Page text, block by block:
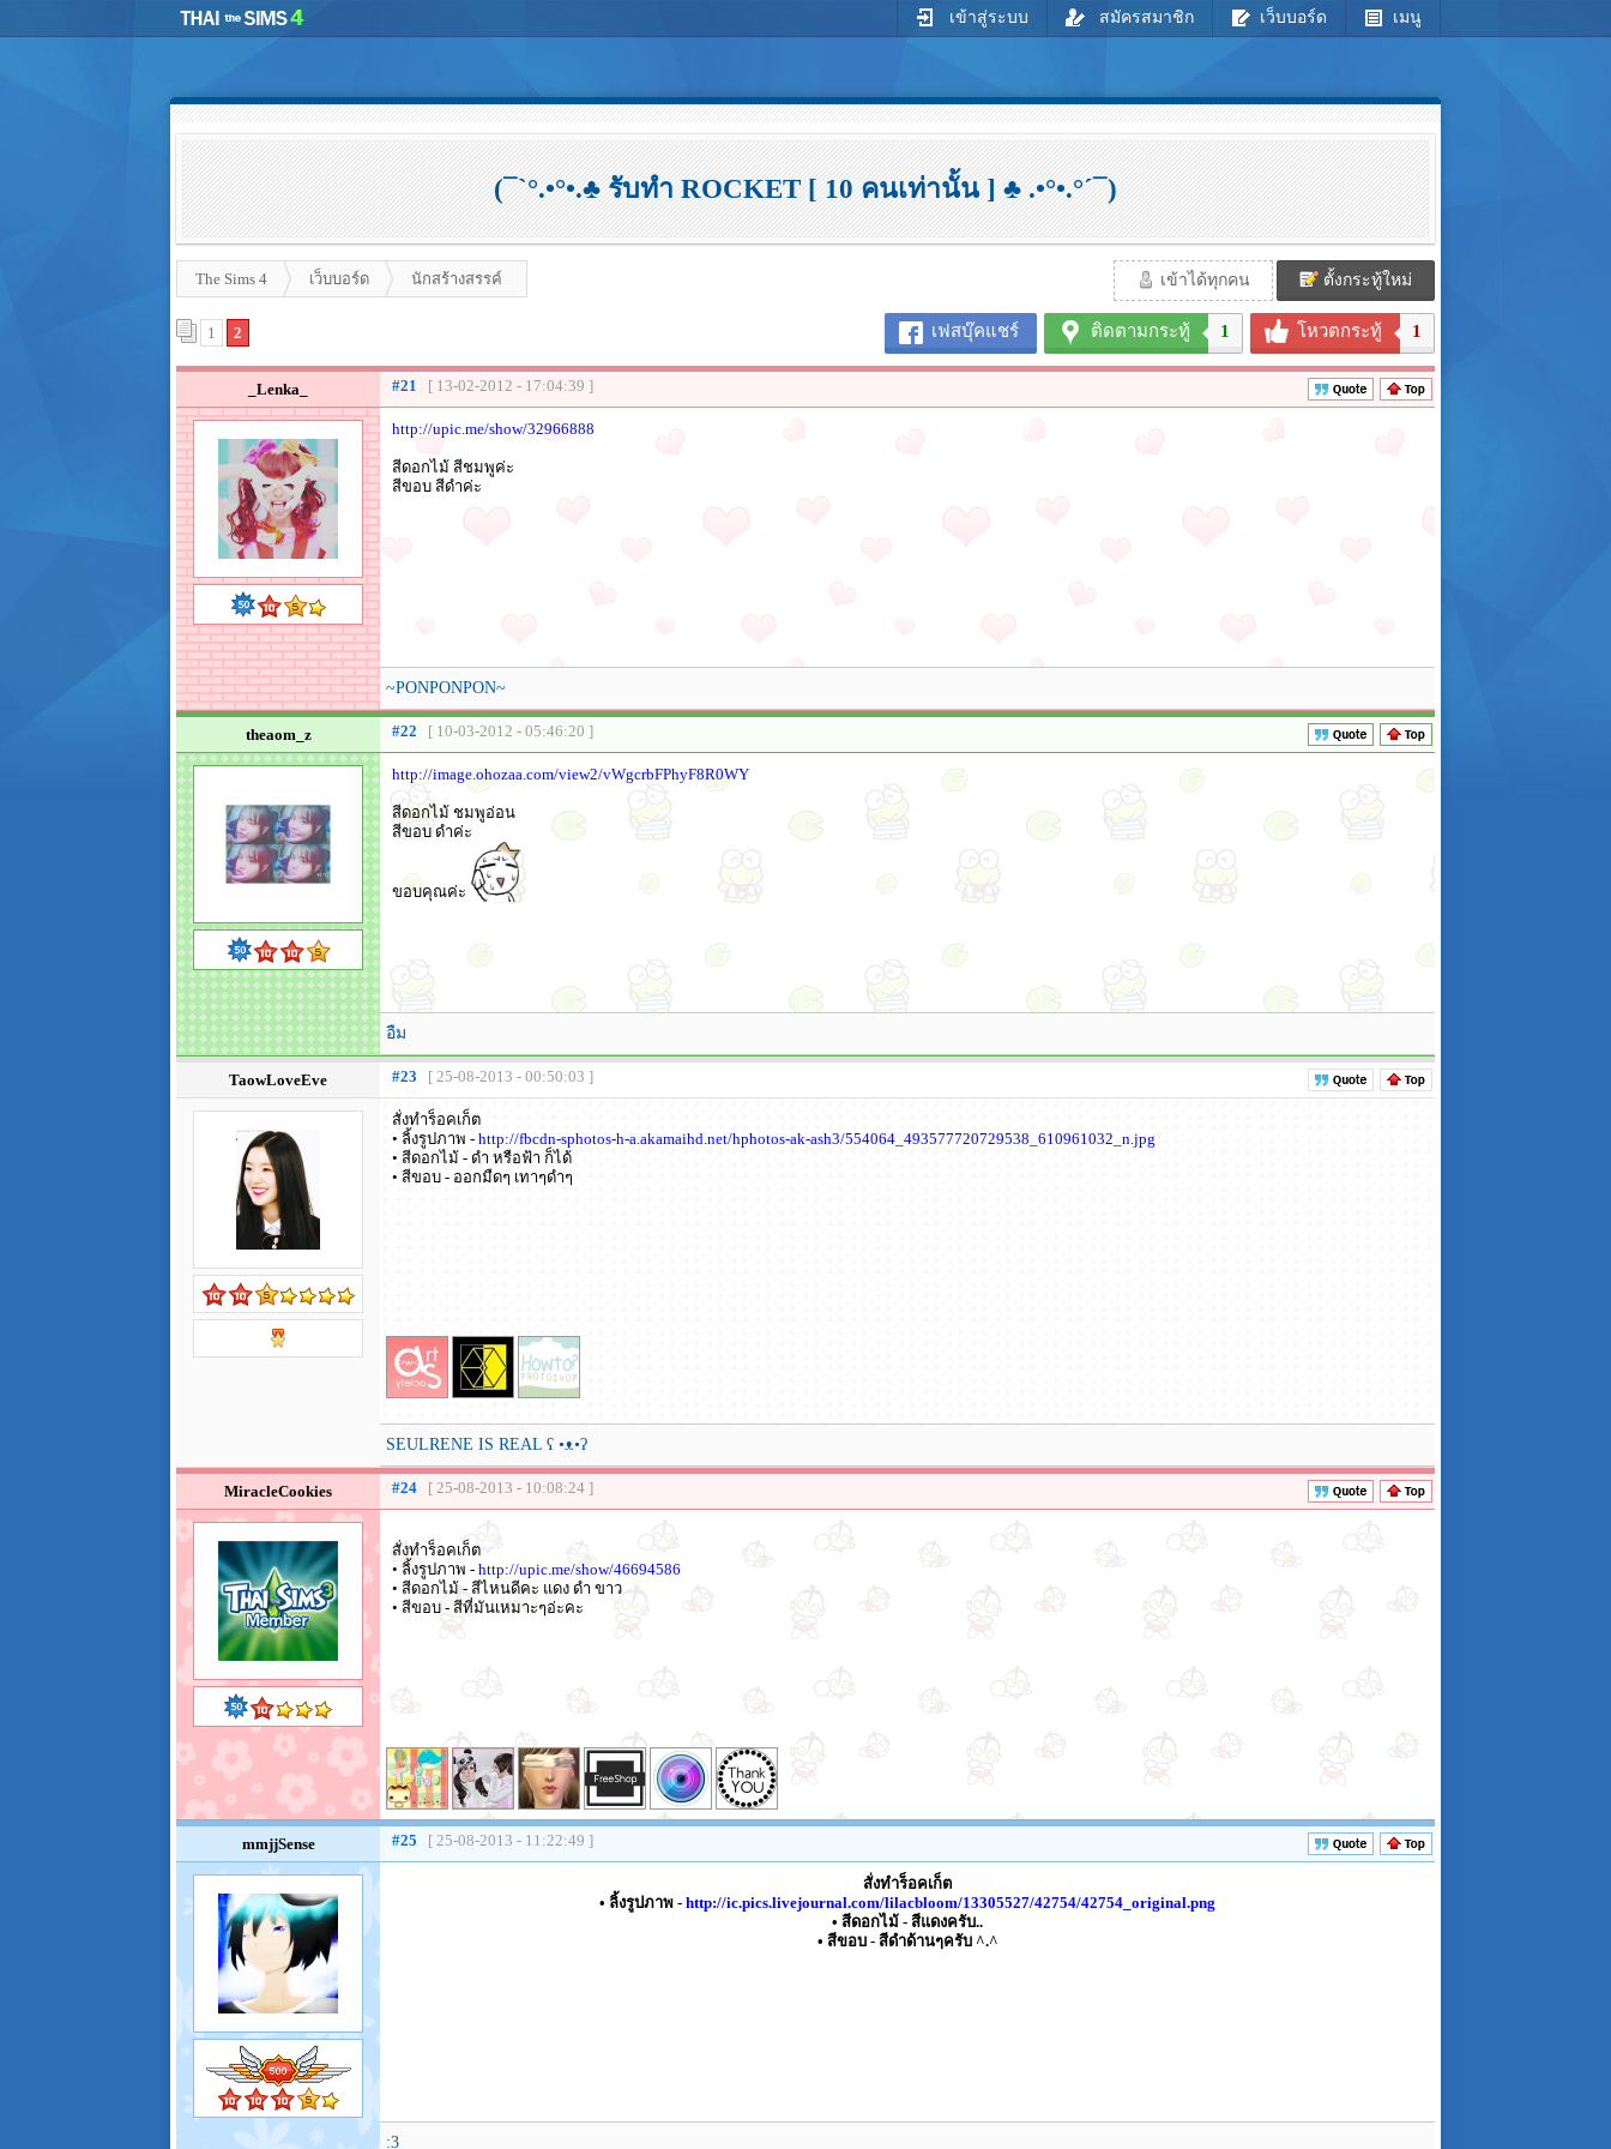
เข้าสู่ระบบ สมัครสมาชิก เว็บบอร์ด เมนู
(¯`°.•°•.♣ รับทำ ROCKET [ 10 คนเท่านั้น ] ♣ .•°•.°´¯)
The Sims 4 เว็บบอร์ด นักสร้างสรรค์ เข้าได้ทุกคน ตั้งกระทู้ใหม่
เฟสบุ๊คแชร์ ติดตามกระทู้ 1 โหวตกระทู้ 1
1 2
_Lenka_ #21 [ 13-02-2012 - 17:04:39 ]
http://upic.me/show/32966888
สีดอกไม้ สีชมพูค่ะ
สีขอบ สีดำค่ะ
~PONPONPON~
theaom_z #22 [ 10-03-2012 - 05:46:20 ]
http://image.ohozaa.com/view2/vWgcrbFPhyF8R0WY
สีดอกไม้ ชมพูอ่อน
สีขอบ ดำค่ะ
ขอบคุณค่ะ
อืม
TaowLoveEve #23 [ 25-08-2013 - 00:50:03 ]
สั่งทำร็อคเก็ต
• ลิ้งรูปภาพ - http://fbcdn-sphotos-h-a.akamaihd.net/hphotos-ak-ash3/554064_493577720729538_610961032_n.jpg
• สีดอกไม้ - ดำ หรือฟ้า ก็ได้
• สีขอบ - ออกมืดๆ เทาๆดำๆ
SEULRENE IS REAL ʕ •ᴥ•ʔ
MiracleCookies #24 [ 25-08-2013 - 10:08:24 ]
สั่งทำร็อคเก็ต
• ลิ้งรูปภาพ - http://upic.me/show/46694586
• สีดอกไม้ - สีไหนดีคะ แดง ดำ ขาว
• สีขอบ - สีที่มันเหมาะๆอ่ะคะ
mmjjSense #25 [ 25-08-2013 - 11:22:49 ]
สั่งทำร็อคเก็ต
• ลิ้งรูปภาพ - http://ic.pics.livejournal.com/lilacbloom/13305527/42754/42754_original.png
• สีดอกไม้ - สีแดงครับ..
• สีขอบ - สีดำด้านๆครับ ^.^
:3